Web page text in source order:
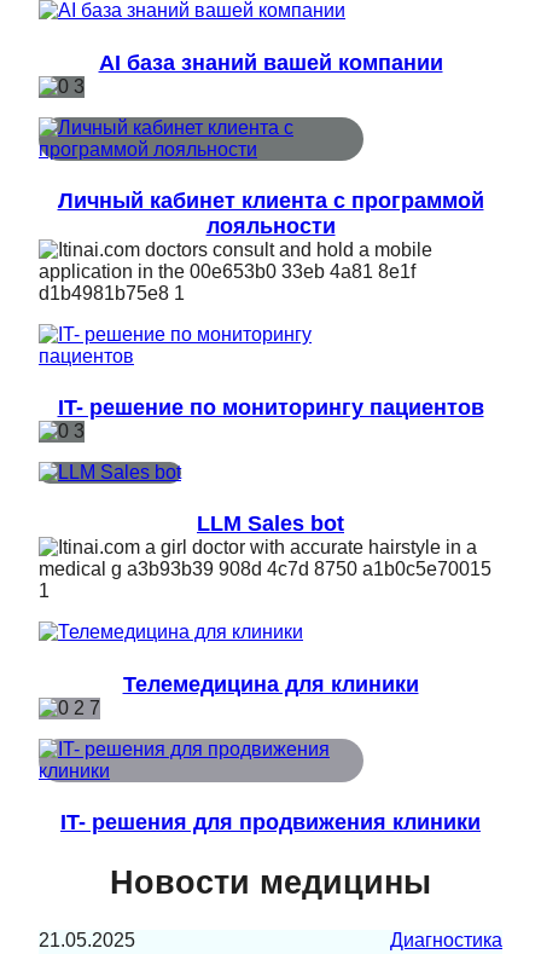
AI база знаний вашей компании
Личный кабинет клиента с программой
лояльности
IT- решение по мониторингу пациентов
LLM Sales bot
Телемедицина для клиники
IT- решения для продвижения клиники
Новости медицины
21.05.2025 Диагностика